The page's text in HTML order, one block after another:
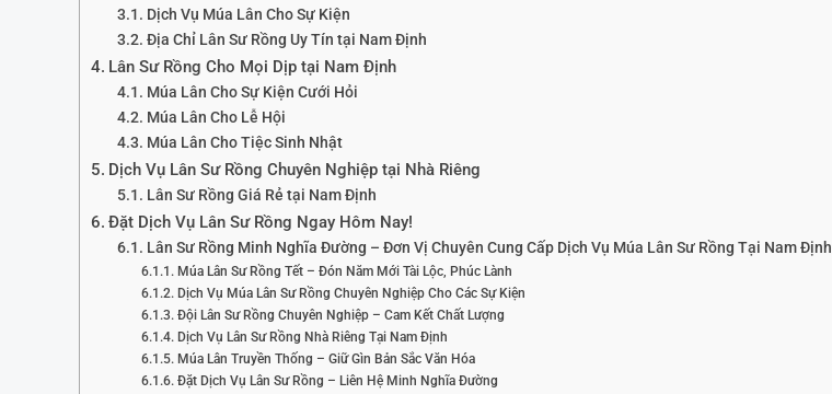
Dịch Vụ Múa Lân Cho Sự Kiện
Địa Chỉ Lân Sư Rồng Uy Tín tại Nam Định
Lân Sư Rồng Cho Mọi Dịp tại Nam Định
Múa Lân Cho Sự Kiện Cưới Hỏi
Múa Lân Cho Lễ Hội
Múa Lân Cho Tiệc Sinh Nhật
Dịch Vụ Lân Sư Rồng Chuyên Nghiệp tại Nhà Riêng
Lân Sư Rồng Giá Rẻ tại Nam Định
Đặt Dịch Vụ Lân Sư Rồng Ngay Hôm Nay!
Lân Sư Rồng Minh Nghĩa Đường – Đơn Vị Chuyên Cung Cấp Dịch Vụ Múa Lân Sư Rồng Tại Nam Định
Múa Lân Sư Rồng Tết – Đón Năm Mới Tài Lộc, Phúc Lành
Dịch Vụ Múa Lân Sư Rồng Chuyên Nghiệp Cho Các Sự Kiện
Đội Lân Sư Rồng Chuyên Nghiệp – Cam Kết Chất Lượng
Dịch Vụ Lân Sư Rồng Nhà Riêng Tại Nam Định
Múa Lân Truyền Thống – Giữ Gìn Bản Sắc Văn Hóa
Đặt Dịch Vụ Lân Sư Rồng – Liên Hệ Minh Nghĩa Đường